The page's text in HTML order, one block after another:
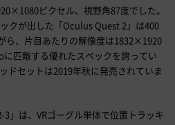
ピクセル、視野角87度でした。
クが出した「Oculus Quest 2」は400
ら、片目あたりの解像度は1832×1920
匹敵する優れたスペックを誇ってい
ドセットは2019年秋に発売されていま
」は、VRゴーグル単体で位置トラッキ